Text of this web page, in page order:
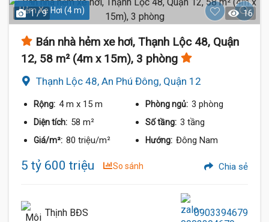
Hẻm Xe Hơi (4 m)
1 / 9 16
Bán nhà hẻm xe hơi, Thạnh Lộc 48, Quận
12, 58 m² (4m x 15m), 3 phòng
Thạnh Lộc 48, An Phú Đông, Quận 12
Rộng: 4 m x 15 m Phòng ngủ: 3 phòng
Diện tích: 58 m² Số tầng: 3 tầng
Giá/m²: 80 triệu/m² Hướng: Đông Nam
5 tỷ 600 triệu So sánh Chia sẻ
Thịnh BĐS 0903394679